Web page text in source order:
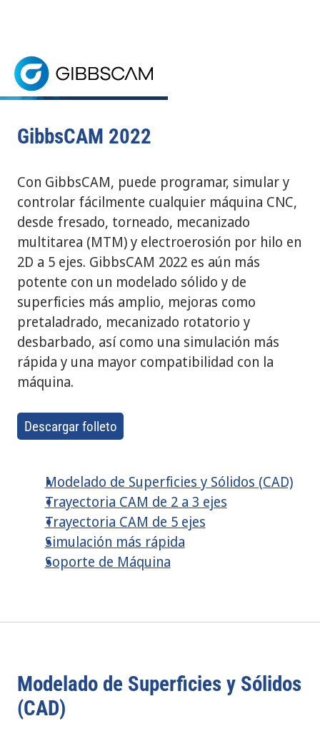
Inicio> GibbsCAM 2022 Está aquí.
Descubra las últimas novedades de GibbsCAM en
GibbsCAM 2022 Está aquí.
SOFTWARE DE PROGRAMACIÓN CNC
SOLICITE UNA PRUEBA GRATIS
GibbsCAM 2022
Con GibbsCAM, puede programar, simular y
controlar fácilmente cualquier máquina CNC,
desde fresado, torneado, mecanizado
multitarea (MTM) y electroerosión por hilo en
2D a 5 ejes. GibbsCAM 2022 es aún más
potente con un modelado sólido y de
superficies más amplio, mejoras como
pretaladrado, mecanizado rotatorio y
desbarbado, así como una simulación más
rápida y una mayor compatibilidad con la
máquina.
Descargar folleto
Modelado de Superficies y Sólidos (CAD)
Trayectoria CAM de 2 a 3 ejes
Trayectoria CAM de 5 ejes
Simulación más rápida
Soporte de Máquina
Modelado de Superficies y Sólidos
(CAD)